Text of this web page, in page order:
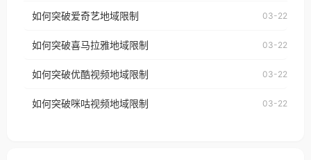
使用番茄回国加速器，即可解决「海外用户收听腾讯
台湾、美国、加拿大、澳大利亚、欧洲等国家和地区
权限制所困扰。
播放”的提示语。 海外用户如香港、澳门、台湾、美
国、加拿大、澳大利亚、欧洲等国家和地区时，网易
制问题，且仅能在中国大陆地区播放。 遇到这个问题
户收听网易云音乐地区版权限制」的问题，无论人在
如何突破爱奇艺地域限制 03-22
如何突破喜马拉雅地域限制 03-22
如何突破优酷视频地域限制 03-22
如何突破咪咕视频地域限制 03-22